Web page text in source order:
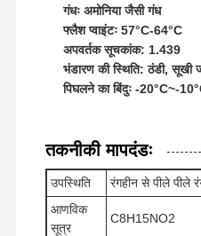
गंधः अमोनिया जैसी गंध
फ्लैश प्वाइंटः 57°C-64°C
अपवर्तक सूचकांक: 1.439
भंडारण की स्थिति: ठंडी, सूखी
पिघलने का बिंदुः -20°C~-
तकनीकी मापदंडः
उपस्थिति
रंगहीन से पीले पीले
आणविक
सूत्र
C8H15NO2